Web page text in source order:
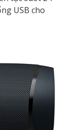
USB cho